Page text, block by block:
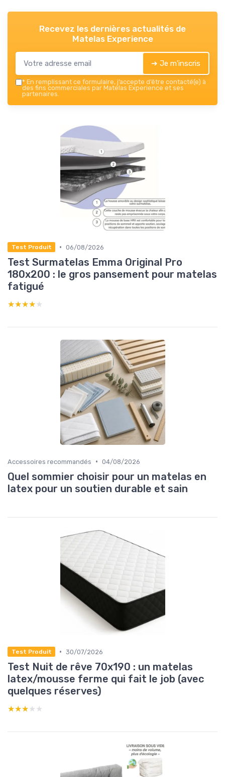
Recevez les dernières actualités de
Matelas Experience
➔ Je m'inscris
* En remplissant ce formulaire, j’accepte d’être contacté(e) à
des fins commerciales par Matelas Experience et ses
partenaires.
Test Produit • 06/08/2026
Test Surmatelas Emma Original Pro
180x200 : le gros pansement pour matelas
fatigué
★★★★★
★★★★★
Accessoires recommandés • 04/08/2026
Quel sommier choisir pour un matelas en
latex pour un soutien durable et sain
Test Produit • 30/07/2026
Test Nuit de rêve 70x190 : un matelas
latex/mousse ferme qui fait le job (avec
quelques réserves)
★★★★★
★★★★★